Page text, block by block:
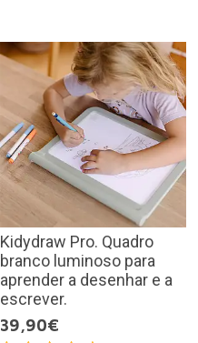
Kidydraw Pro. Quadro
branco luminoso para
aprender a desenhar e a
escrever.
39,90€